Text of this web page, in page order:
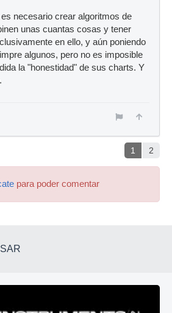
necesario crear algoritmos de
unas cuantas cosas y tener
en ello, y aún poniendo
algunos, pero no es imposible
la "honestidad" de sus charts. Y
1 2
para poder comentar